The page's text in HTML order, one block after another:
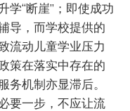
学“断崖”；即使成功
导，而学校提供的
流动儿童学业压力
策在落实中存在的
务机制亦显滞后。
要一步，不应让流